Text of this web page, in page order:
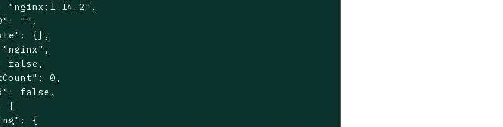
"nginx:1.14.2",
"",
{},
false,
0,
false,
{
{